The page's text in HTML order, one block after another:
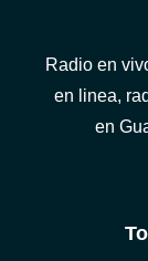
Radio en
en linea,
en